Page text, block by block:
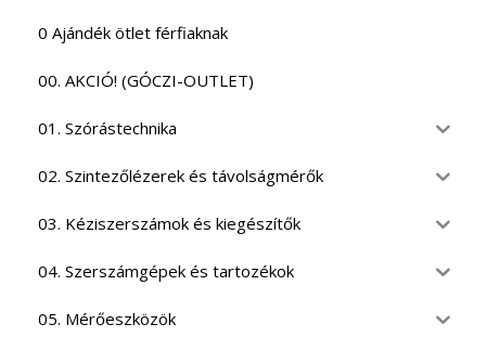
0 Ajándék ötlet férfiaknak
00. AKCIÓ! (GÓCZI-OUTLET)
01. Szórástechnika
02. Szintezőlézerek és távolságmérők
03. Kéziszerszámok és kiegészítők
04. Szerszámgépek és tartozékok
05. Mérőeszközök